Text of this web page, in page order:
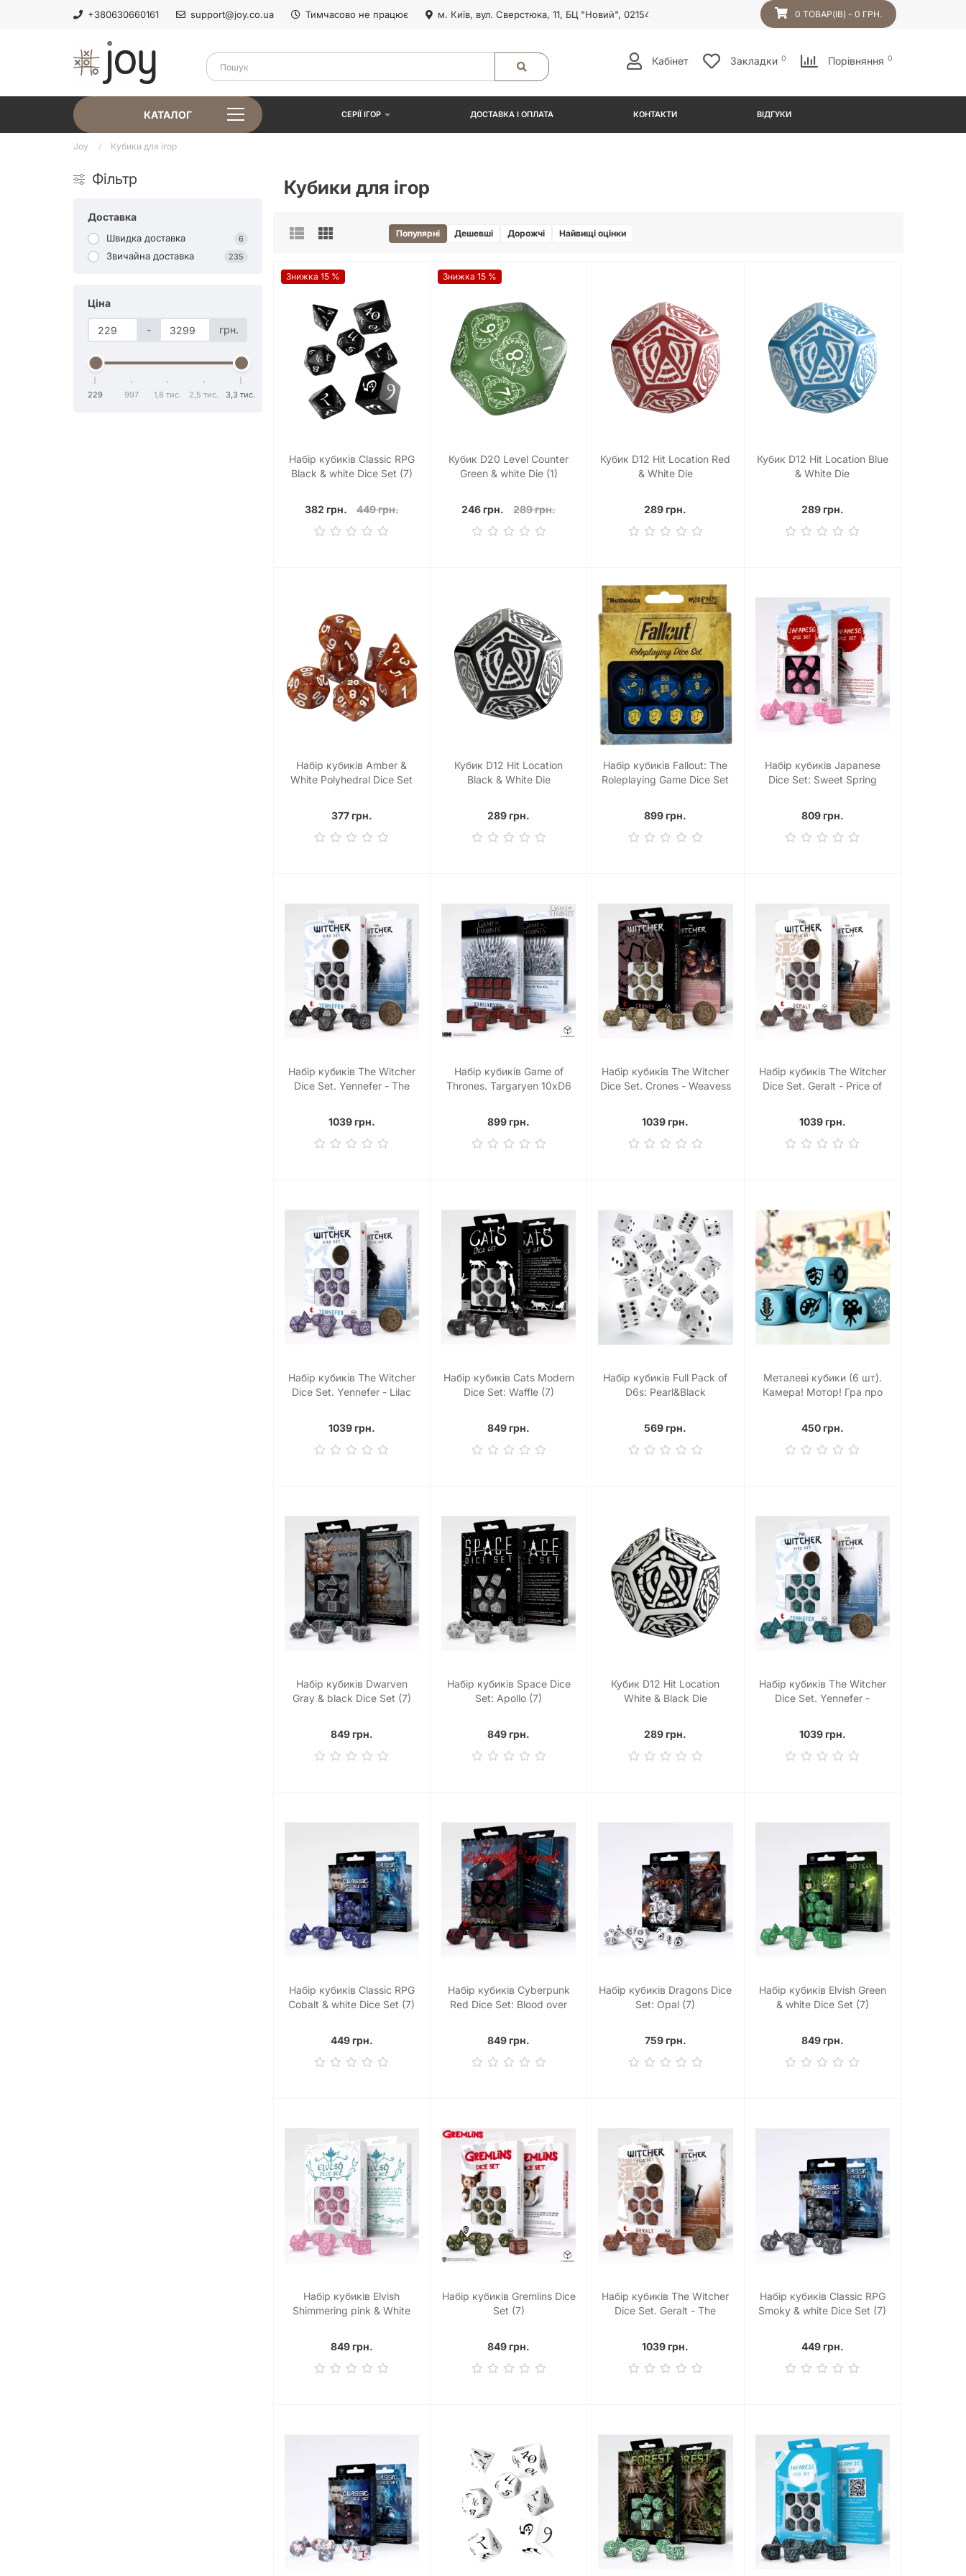
+380630660161 support@joy.co.ua Тимчасово не працює м. Київ, вул. Сверстюка, 11, БЦ "Новий", 02154 0 ТОВАР(ІВ) - 0 ГРН.
Кабінет Закладки 0 Порівняння 0
КАТАЛОГ СЕРІЇ ІГОР ДОСТАВКА І ОПЛАТА КОНТАКТИ ВІДГУКИ
Joy Кубики для ігор
Фільтр
Доставка
Швидка доставка 6
Звичайна доставка 235
Ціна
- грн.
229 997 1,8 тис. 2,5 тис. 3,3 тис.
Кубики для ігор
Популярні Дешевші Дорожчі Найвищі оцінки
Знижка 15 %
Набір кубиків Classic RPG
Black & white Dice Set (7)
382 грн. 449 грн.
Знижка 15 %
Кубик D20 Level Counter
Green & white Die (1)
246 грн. 289 грн.
Кубик D12 Hit Location Red
& White Die
289 грн.
Кубик D12 Hit Location Blue
& White Die
289 грн.
Набір кубиків Amber &
White Polyhedral Dice Set
377 грн.
Кубик D12 Hit Location
Black & White Die
289 грн.
Набір кубиків Fallout: The
Roleplaying Game Dice Set
899 грн.
Набір кубиків Japanese
Dice Set: Sweet Spring
809 грн.
Набір кубиків The Witcher
Dice Set. Yennefer - The
1039 грн.
Набір кубиків Game of
Thrones. Targaryen 10xD6
899 грн.
Набір кубиків The Witcher
Dice Set. Crones - Weavess
1039 грн.
Набір кубиків The Witcher
Dice Set. Geralt - Price of
1039 грн.
Набір кубиків The Witcher
Dice Set. Yennefer - Lilac
1039 грн.
Набір кубиків Cats Modern
Dice Set: Waffle (7)
849 грн.
Набір кубиків Full Pack of
D6s: Pearl&Black
569 грн.
Металеві кубики (6 шт).
Камера! Мотор! Гра про
450 грн.
Набір кубиків Dwarven
Gray & black Dice Set (7)
849 грн.
Набір кубиків Space Dice
Set: Apollo (7)
849 грн.
Кубик D12 Hit Location
White & Black Die
289 грн.
Набір кубиків The Witcher
Dice Set. Yennefer -
1039 грн.
Набір кубиків Classic RPG
Cobalt & white Dice Set (7)
449 грн.
Набір кубиків Cyberpunk
Red Dice Set: Blood over
849 грн.
Набір кубиків Dragons Dice
Set: Opal (7)
759 грн.
Набір кубиків Elvish Green
& white Dice Set (7)
849 грн.
Набір кубиків Elvish
Shimmering pink & White
849 грн.
Набір кубиків Gremlins Dice
Set (7)
849 грн.
Набір кубиків The Witcher
Dice Set. Geralt - The
1039 грн.
Набір кубиків Classic RPG
Smoky & white Dice Set (7)
449 грн.